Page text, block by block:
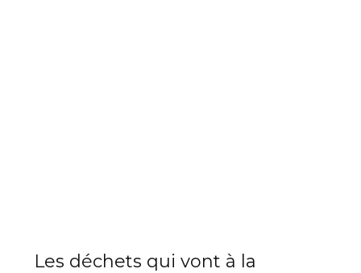
Les déchets qui vont à la